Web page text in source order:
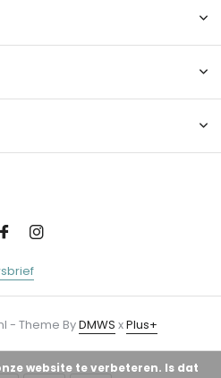
- Theme ByDMWS xPlus+
website te verbeteren. Is dat